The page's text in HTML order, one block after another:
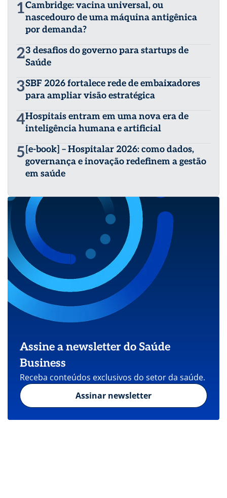
1Cambridge: vacina universal, ou
nascedouro de uma máquina antigênica
por demanda?
23 desafios do governo para startups de
Saúde
3SBF 2026 fortalece rede de embaixadores
para ampliar visão estratégica
4Hospitais entram em uma nova era de
inteligência humana e artificial
5 [e-book] – Hospitalar 2026: como dados,
governança e inovação redefinem a gestão
em saúde
Assine a newsletter do Saúde
Business
Receba conteúdos exclusivos do setor da saúde.
Assinar newsletter